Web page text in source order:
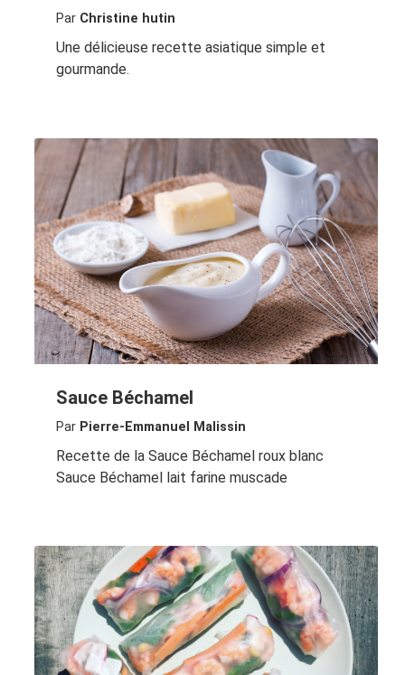
Par Christine hutin
Une délicieuse recette asiatique simple et
gourmande.
Sauce Béchamel
Par Pierre-Emmanuel Malissin
Recette de la Sauce Béchamel roux blanc
Sauce Béchamel lait farine muscade